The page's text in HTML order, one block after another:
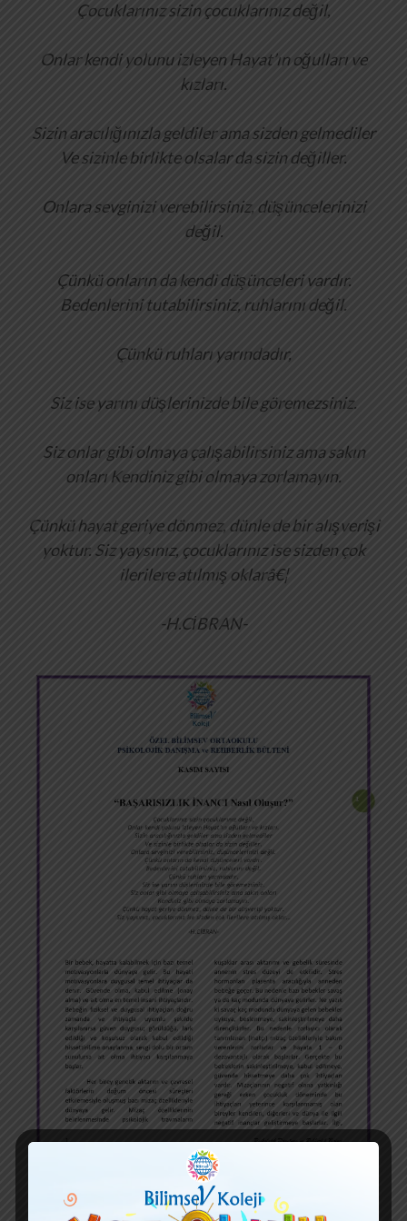
Çocuklarınız sizin çocuklarınız değil,
Onlar kendi yolunu izleyen Hayat’ın oğulları ve
kızları.
Sizin aracılığınızla geldiler ama sizden gelmediler
Ve sizinle birlikte olsalar da sizin değiller.
Onlara sevginizi verebilirsiniz, düşüncelerinizi
değil.
Çünkü onların da kendi düşünceleri vardır.
Bedenlerini tutabilirsiniz, ruhlarını değil.
Çünkü ruhları yarındadır,
Siz ise yarını düşlerinizde bile göremezsiniz.
Siz onlar gibi olmaya çalışabilirsiniz ama sakın
onları Kendiniz gibi olmaya zorlamayın.
Çünkü hayat geriye dönmez, dünle de bir alışverişi
yoktur. Siz yaysınız, çocuklarınız ise sizden çok
ilerilere atılmış oklarâ€¦
-H.CİBRAN-